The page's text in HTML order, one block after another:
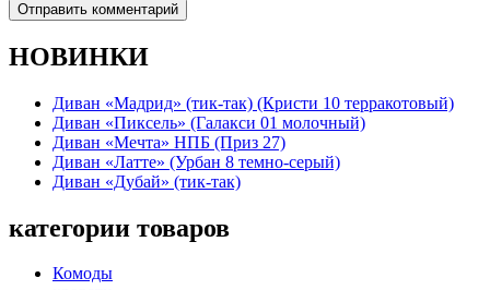
НОВИНКИ
Диван «Мадрид» (тик-так) (Кристи 10 терракотовый)
Диван «Пиксель» (Галакси 01 молочный)
Диван «Мечта» НПБ (Приз 27)
Диван «Латте» (Урбан 8 темно-серый)
Диван «Дубай» (тик-так)
категории товаров
Комоды